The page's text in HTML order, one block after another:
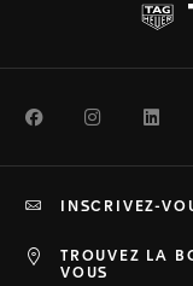
FacebookInstagram
TROUVEZ LA
VOUS
INSCRIVEZ-